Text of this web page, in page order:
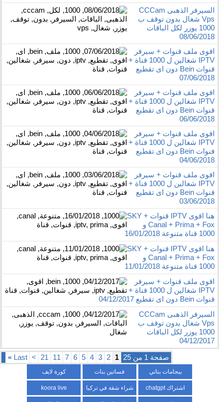
السيرفر الذهبى CCCam
Vps شغال بدون توقف ب
1000 يوزر لكل الباقات
08/06/2018
اقوى ملف قنوات + سيرفر
IPTV شغالين ل 1000 قناة +
قنوات Bein دون اى تقطيع
07/06/2018
اقوى ملف قنوات + سيرفر
IPTV شغالين ل 1000 قناة +
قنوات Bein دون اى تقطيع
06/06/2018
اقوى ملف قنوات + سيرفر
IPTV شغالين ل 1000 قناة +
قنوات Bein دون اى تقطيع
04/06/2018
اقوى ملف قنوات + سيرفر
IPTV شغالين ل 1000 قناة +
قنوات Bein دون اى تقطيع
03/06/2018
هنا اقوى IPTV قنوات SKY +
Canal + Prima + Fox و
1000 قناة متنوعة 16/01/2018
هنا اقوى IPTV قنوات SKY +
Canal + Prima + Fox و
1000 قناة متنوعة 11/01/2018
اقوى ملف قنوات + سيرفر
IPTV شغالين ل 1000 قناة +
قنوات Bein دون اى تقطيع 04/12/2017
السيرفر الذهبى CCCam
Vps شغال بدون توقف ب
1000 يوزر لكل الباقات
04/12/2017
صفحة 1 من 25
1
2
3
4
5
6
7
11
21
>
Last
»
بيجامات بناتي فساتين بنات كورة لايف
اشتراك chatgpt شراء شقة في تركيا koora live